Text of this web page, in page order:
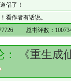
侣了！
看作者有话说。
总书评数：
：
《重生成